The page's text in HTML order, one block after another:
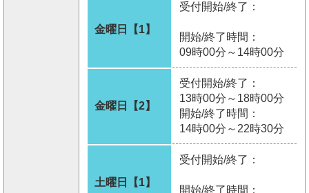
金曜日【1】
受付開始/終了：
開始/終了時間：
09時00分～14時00分
金曜日【2】
受付開始/終了：
13時00分～18時00分
開始/終了時間：
14時00分～22時30分
土曜日【1】
受付開始/終了：
開始/終了時間：